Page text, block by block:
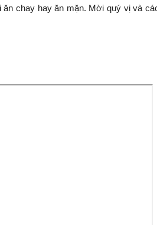
chay hay ăn mặn. Mời quý vị và